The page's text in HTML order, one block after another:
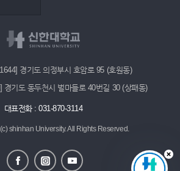
경기도 의정부시 호암로 95 (호원동)
경기도 동두천시 벌마들로 40번길 30 (상패동)
대표전화 : 031-870-3114
shinhan University.All Rights Reserved.